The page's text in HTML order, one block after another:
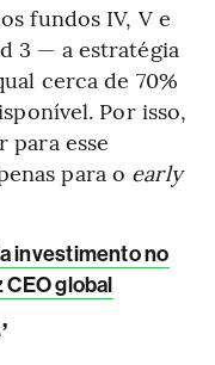
fundos IV, V e
3 — a estratégia
cerca de 70%
Por isso,
para esse
para o early
investimento no
CEO global